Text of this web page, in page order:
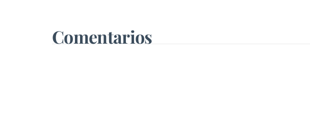
Comentarios